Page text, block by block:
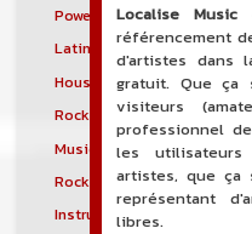
Power noise
Latin metal
House progressive
Rock indépendant
Musique industrielle
Rock industriel
Instrumental
Localise Music
référencement
d'artistes dans
gratuit. Que ça
visiteurs
professionnel
les
artistes, que ça
représentant
libres.